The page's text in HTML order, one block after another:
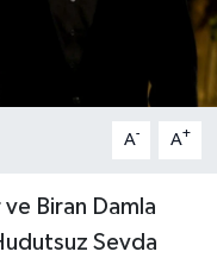
A- A+
Biran Damla
Sevda